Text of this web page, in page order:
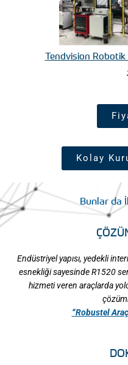
Tendvision Robotik
Kolay
Bunlar da
Endüstriyel yapısı, yedekli
esnekliği sayesinde ​R1520
hizmeti veren araçlarda
“Robustel